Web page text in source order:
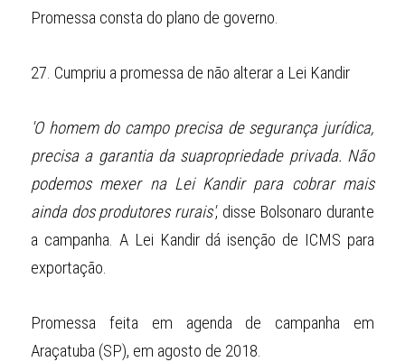
Promessa consta do plano de governo.
27. Cumpriu a promessa de não alterar a Lei Kandir
'O homem do campo precisa de segurança jurídica,
precisa a garantia da suapropriedade privada. Não
podemos mexer na Lei Kandir para cobrar mais
ainda dos produtores rurais', disse Bolsonaro durante
a campanha. A Lei Kandir dá isenção de ICMS para
exportação.
Promessa feita em agenda de campanha em
Araçatuba (SP), em agosto de 2018.